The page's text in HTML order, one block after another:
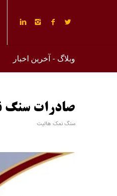
وبلاگ - آخرین اخبار
صادرات سنگ
سنگ نمک هالیت